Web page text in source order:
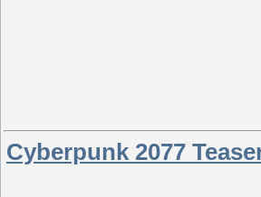
Cyberpunk 2077